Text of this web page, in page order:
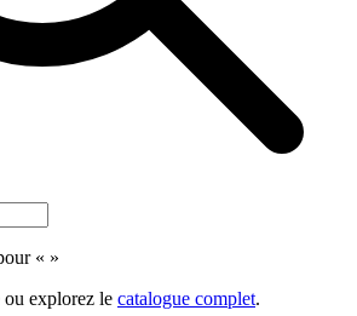
« »
ou explorez le catalogue complet.